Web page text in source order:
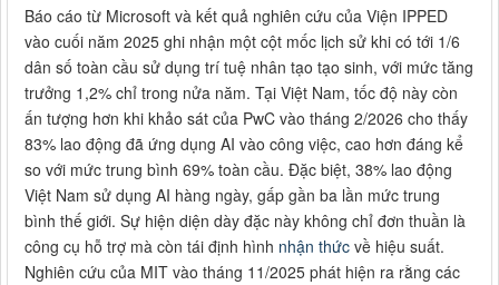
Báo cáo từ Microsoft và kết quả nghiên cứu của Viện IPPED
vào cuối năm 2025 ghi nhận một cột mốc lịch sử khi có tới 1/6
dân số toàn cầu sử dụng trí tuệ nhân tạo tạo sinh, với mức tăng
trưởng 1,2% chỉ trong nửa năm. Tại Việt Nam, tốc độ này còn
ấn tượng hơn khi khảo sát của PwC vào tháng 2/2026 cho thấy
83% lao động đã ứng dụng AI vào công việc, cao hơn đáng kể
so với mức trung bình 69% toàn cầu. Đặc biệt, 38% lao động
Việt Nam sử dụng AI hàng ngày, gấp gần ba lần mức trung
bình thế giới. Sự hiện diện dày đặc này không chỉ đơn thuần là
công cụ hỗ trợ mà còn tái định hình nhận thức về hiệu suất.
Nghiên cứu của MIT vào tháng 11/2025 phát hiện ra rằng các